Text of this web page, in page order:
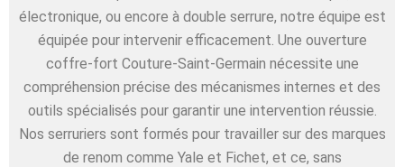
électronique, ou encore à double serrure, notre équipe est
équipée pour intervenir efficacement. Une ouverture
coffre-fort Couture-Saint-Germain nécessite une
compréhension précise des mécanismes internes et des
outils spécialisés pour garantir une intervention réussie.
Nos serruriers sont formés pour travailler sur des marques
de renom comme Yale et Fichet, et ce, sans